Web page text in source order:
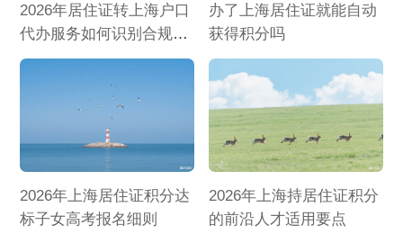
2026年居住证转上海户口
代办服务如何识别合规机
构
办了上海居住证就能自动
获得积分吗
2026年上海居住证积分达
标子女高考报名细则
2026年上海持居住证积分
的前沿人才适用要点